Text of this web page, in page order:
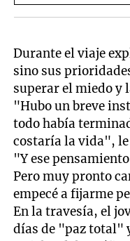
Durante el viaje
sino sus
superar el miedo y
"Hubo un breve
todo había
costaría la vida", le
"Y ese
Pero muy pronto
empecé a fijarme
En la travesía, el
días de "paz total"